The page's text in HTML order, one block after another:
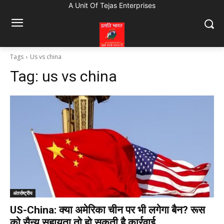
A Unit Of Tejas Enterprises
Tags Us vs china
Tag: us vs china
अंतर्राष्ट्रीय
US-China: क्या अमेरिका चीन पर भी लगेगा बैन? रूस